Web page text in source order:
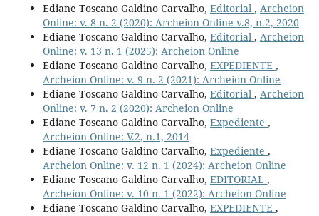
Ediane Toscano Galdino Carvalho, Editorial , Archeion
Online: v. 8 n. 2 (2020): Archeion Online v.8, n.2, 2020
Ediane Toscano Galdino Carvalho, Editorial , Archeion
Online: v. 13 n. 1 (2025): Archeion Online
Ediane Toscano Galdino Carvalho, EXPEDIENTE ,
Archeion Online: v. 9 n. 2 (2021): Archeion Online
Ediane Toscano Galdino Carvalho, Editorial , Archeion
Online: v. 7 n. 2 (2020): Archeion Online
Ediane Toscano Galdino Carvalho, Expediente ,
Archeion Online: V.2, n.1, 2014
Ediane Toscano Galdino Carvalho, Expediente ,
Archeion Online: v. 12 n. 1 (2024): Archeion Online
Ediane Toscano Galdino Carvalho, EDITORIAL ,
Archeion Online: v. 10 n. 1 (2022): Archeion Online
Ediane Toscano Galdino Carvalho, EXPEDIENTE ,